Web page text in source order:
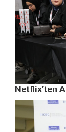
Netflix’ten